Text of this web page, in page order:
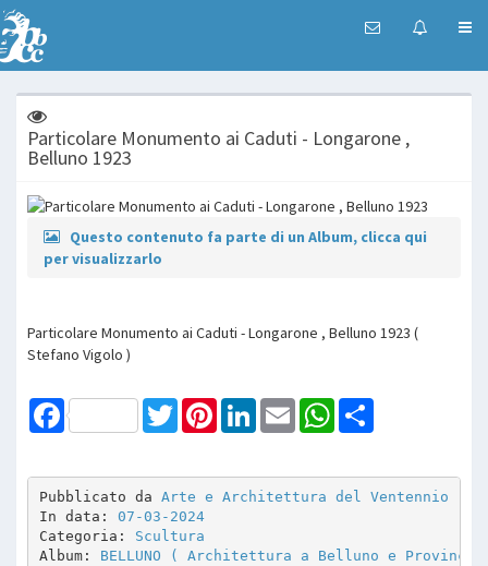
Particolare Monumento ai Caduti - Longarone ,
Belluno 1923
Questo contenuto fa parte di un Album, clicca qui
per visualizzarlo
Particolare Monumento ai Caduti - Longarone , Belluno 1923 (
Stefano Vigolo )
Facebook TwitterPinterestLinkedInEmail WhatsApp
Pubblicato da Arte e Architettura del Ventennio
In data: 07-03-2024
Categoria: Scultura
Album: BELLUNO ( Architettura a Belluno e